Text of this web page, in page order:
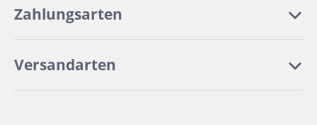
Zahlungsarten
Versandarten